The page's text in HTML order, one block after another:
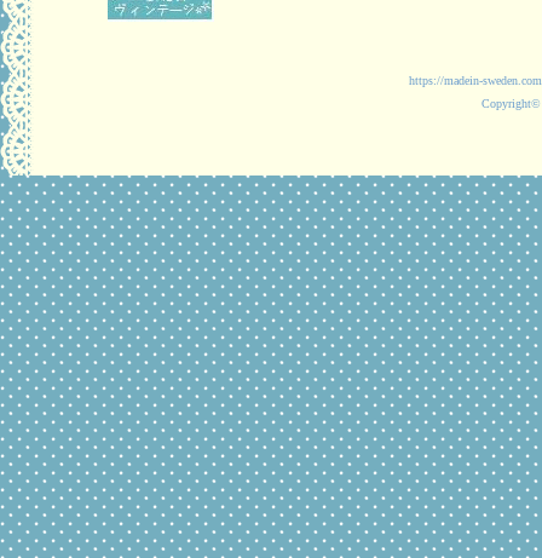
https://madein-
Copyright©